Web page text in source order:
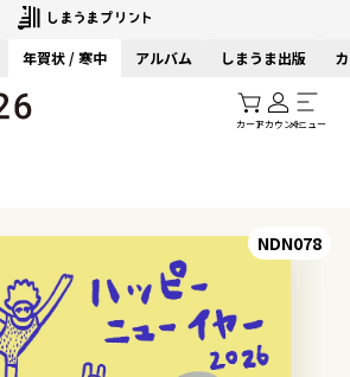
年賀状 / 寒中 アルバム しまうま出版
カートアカウントメニュー
NDN078